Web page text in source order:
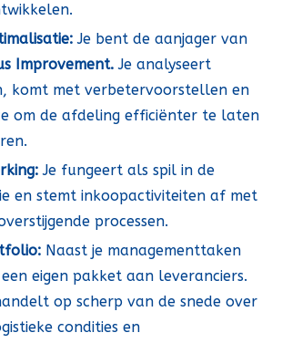
Je bent de aanjager van
Improvement.Je analyseert
komt met verbetervoorstellen en
om de afdeling efficiënter te laten
Je fungeert als spil in de
en stemt inkoopactiviteiten af met
processen.
Naast je managementtaken
een eigen pakket aan leveranciers.
op scherp van de snede over
condities en